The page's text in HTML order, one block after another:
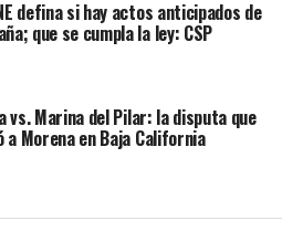
a los ciudadanos expresarse
hay miles en todo el país,
permitan libremente que se
y que la gente tome sus
mí lo que está en el fondo. Para
de ‘si se usaron recursos
todo caso, le tocan a otras
defina si hay actos anticipados de
que se cumpla la ley: CSP
vs. Marina del Pilar: la disputa que
a Morena en Baja California